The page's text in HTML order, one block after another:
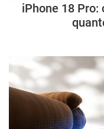
iPhone 18 Pro: